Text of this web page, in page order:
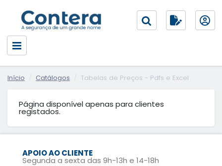
Início Catálogos Tabelas de Preços - Pdfs e Excel
Página disponível apenas para clientes
registados.
APOIO AO CLIENTE
Segunda a sexta das 9h-13h e 14-18h